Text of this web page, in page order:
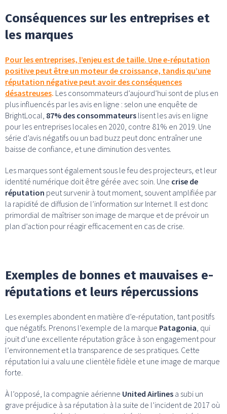
Conséquences sur les entreprises et
les marques
Pour les entreprises, l’enjeu est de taille. Une e-réputation
positive peut être un moteur de croissance, tandis qu’une
réputation négative peut avoir des conséquences
désastreuses. Les consommateurs d’aujourd’hui sont de plus en
plus influencés par les avis en ligne : selon une enquête de
BrightLocal, 87% des consommateurs lisent les avis en ligne
pour les entreprises locales en 2020, contre 81% en 2019. Une
série d’avis négatifs ou un bad buzz peut donc entraîner une
baisse de confiance, et une diminution des ventes.
Les marques sont également sous le feu des projecteurs, et leur
identité numérique doit être gérée avec soin. Une crise de
réputation peut survenir à tout moment, souvent amplifiée par
la rapidité de diffusion de l’information sur Internet. Il est donc
primordial de maîtriser son image de marque et de prévoir un
plan d’action pour réagir efficacement en cas de crise.
Exemples de bonnes et mauvaises e-
réputations et leurs répercussions
Les exemples abondent en matière d’e-réputation, tant positifs
que négatifs. Prenons l’exemple de la marque Patagonia, qui
jouit d’une excellente réputation grâce à son engagement pour
l’environnement et la transparence de ses pratiques. Cette
réputation lui a valu une clientèle fidèle et une image de marque
forte.
À l’opposé, la compagnie aérienne United Airlines a subi un
grave préjudice à sa réputation à la suite de l’incident de 2017 où